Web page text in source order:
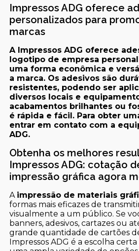
Impressos ADG oferece
personalizados para
marcas
A Impressos ADG oferece
logotipo de empresa
uma forma econômica e
a marca. Os adesivos são
resistentes, podendo ser
diversos locais e
acabamentos brilhantes ou
é rápida e fácil. Para obter
entrar em contato com a
ADG.
Obtenha os melhores
Impressos ADG: cotação
impressão gráfica agora
A impressão de materiais
formas mais eficazes de
visualmente a um público. Se
banners, adesivos, cartazes ou
grande quantidade de cartões
Impressos ADG é a escolha